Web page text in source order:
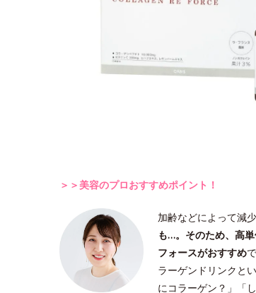
＞＞美容のプロおすすめポイント！
加齢などによって減
も…。そのため、高
フォースがおすすめ
ラーゲンドリンクと
にコラーゲン？」「